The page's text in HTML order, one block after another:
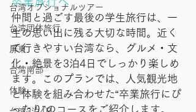
台湾オプショナルツアー
台湾団体旅行
屏東
台湾南部
体験
仲間と過ごす最後の学生旅行は、一
生の思い出に残る大切な時間。近く
て行きやすい台湾なら、グルメ・文
化・絶景を3泊4日でしっかり楽しめ
ます。このプランでは、人気観光地
と体験を組み合わせた“卒業旅行にぴ
ったり”のコースをご紹介します。